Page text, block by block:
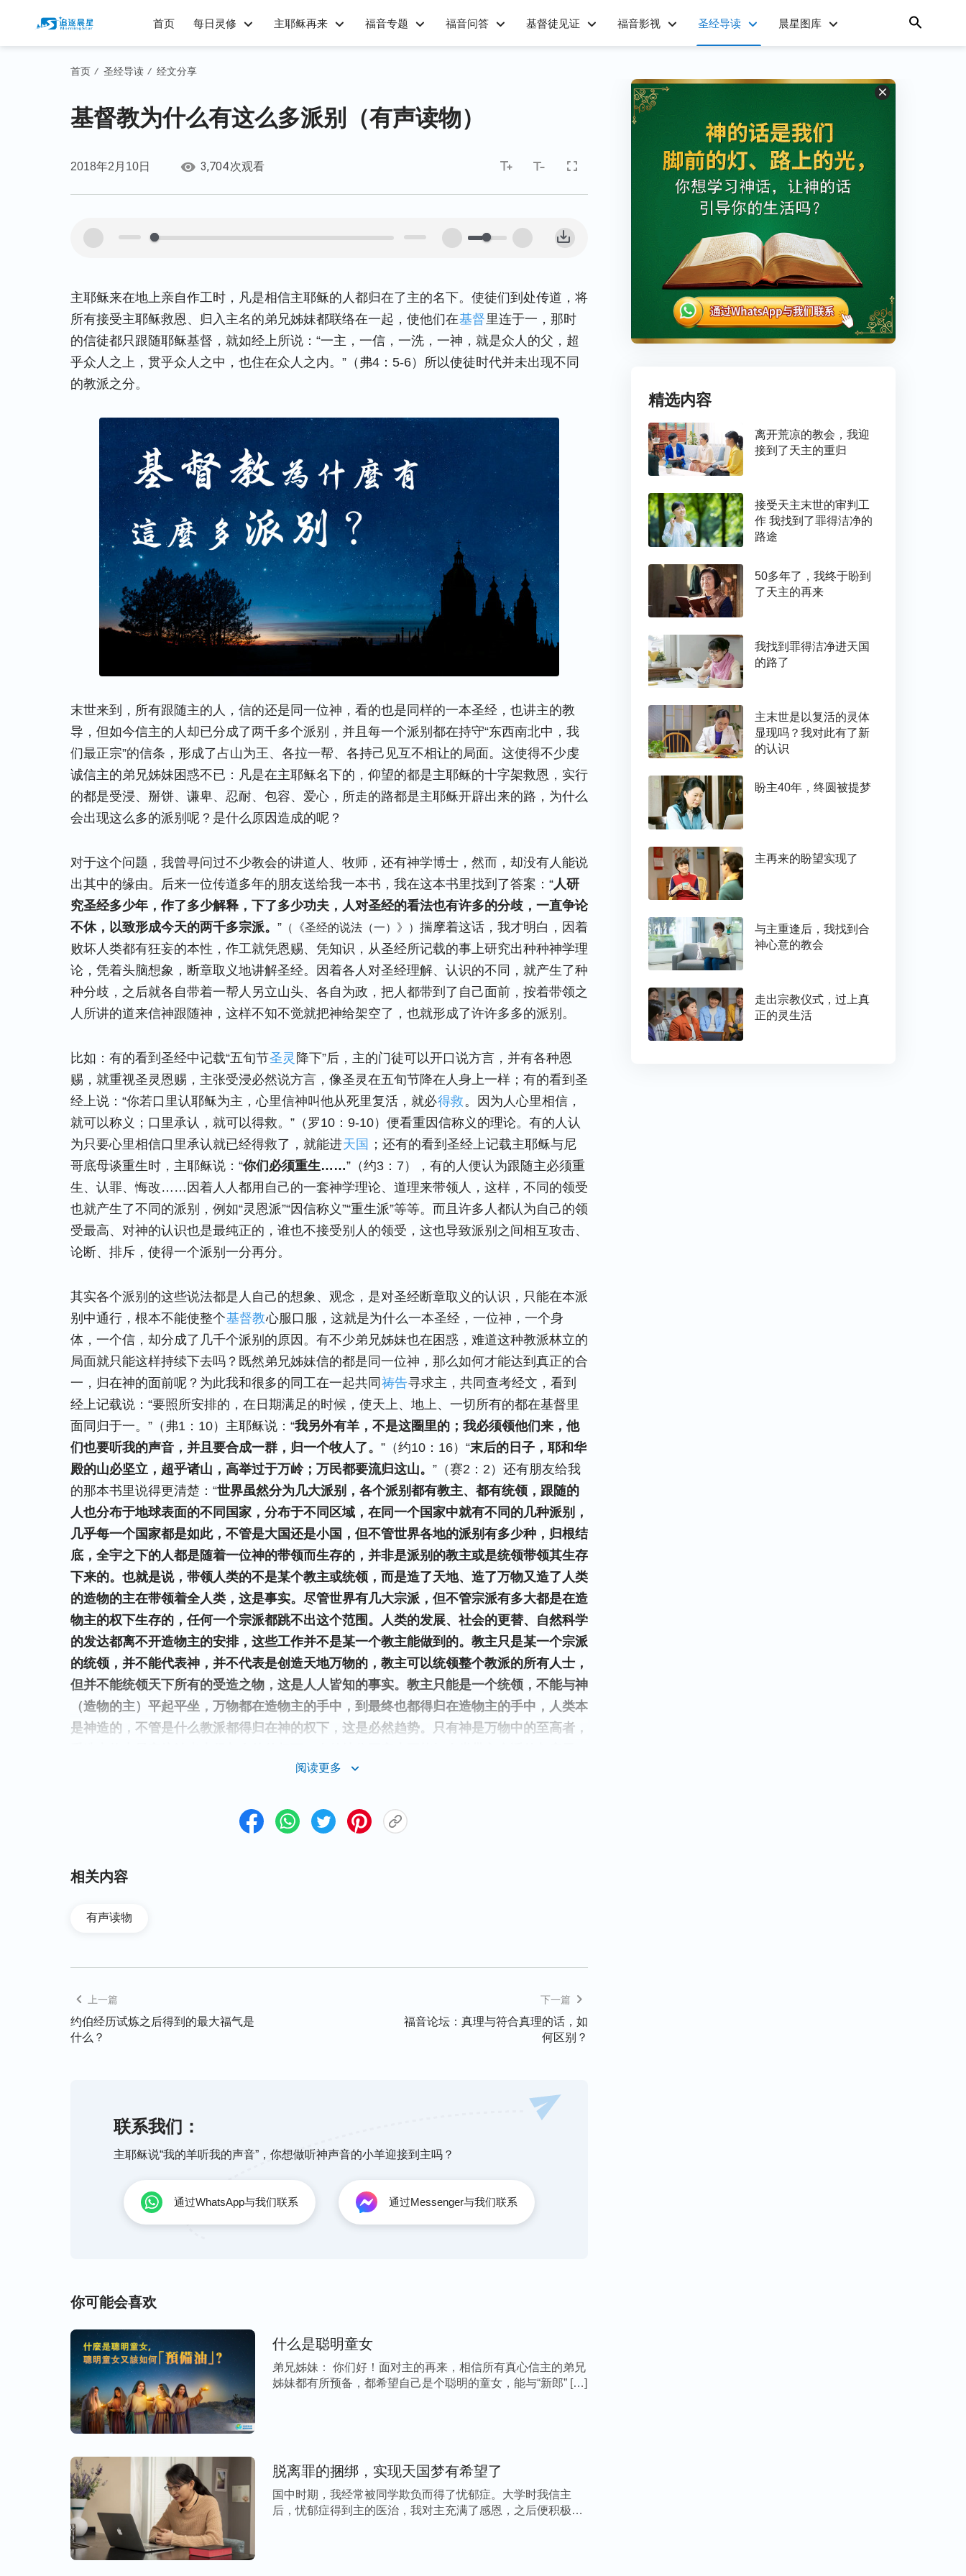
首页 每日灵修 主耶稣再来 福音专题 福音问答 基督徒见证 福音影视 圣经导读 晨星图库
首页 / 圣经导读 / 经文分享
基督教为什么有这么多派别（有声读物）
2018年2月10日 3,704次观看
00:00 00:00
主耶稣来在地上亲自作工时，凡是相信主耶稣的人都归在了主的名下。使徒们到处传道，将
所有接受主耶稣救恩、归入主名的弟兄姊妹都联络在一起，使他们在基督 里连于一，那时
的信徒都只跟随耶稣基督，就如经上所说：“一主，一信，一洗，一神，就是众人的父，超
乎众人之上，贯乎众人之中，也住在众人之内。”（弗4：5-6）所以使徒时代并未出现不同
的教派之分。
末世来到，所有跟随主的人，信的还是同一位神，看的也是同样的一本圣经，也讲主的教
导，但如今信主的人却已分成了两千多个派别，并且每一个派别都在持守“东西南北中，我
们最正宗”的信条，形成了占山为王、各拉一帮、各持己见互不相让的局面。这使得不少虔
诚信主的弟兄姊妹困惑不已：凡是在主耶稣名下的，仰望的都是主耶稣的十字架救恩，实行
的都是受浸、掰饼、谦卑、忍耐、包容、爱心，所走的路都是主耶稣开辟出来的路，为什么
会出现这么多的派别呢？是什么原因造成的呢？
对于这个问题，我曾寻问过不少教会的讲道人、牧师，还有神学博士，然而，却没有人能说
出其中的缘由。后来一位传道多年的朋友送给我一本书，我在这本书里找到了答案：“人研
究圣经多少年，作了多少解释，下了多少功夫，人对圣经的看法也有许多的分歧，一直争论
不休，以致形成今天的两千多宗派。 ” （《圣经的说法（一）》） 揣摩着这话，我才明白，因着
败坏人类都有狂妄的本性，作工就凭恩赐、凭知识，从圣经所记载的事上研究出种种神学理
论，凭着头脑想象，断章取义地讲解圣经。因着各人对圣经理解、认识的不同，就产生了种
种分歧，之后就各自带着一帮人另立山头、各自为政，把人都带到了自己面前，按着带领之
人所讲的道来信神跟随神，这样不知不觉就把神给架空了，也就形成了许许多多的派别。
比如：有的看到圣经中记载“五旬节圣灵 降下”后，主的门徒可以开口说方言，并有各种恩
赐，就重视圣灵恩赐，主张受浸必然说方言，像圣灵在五旬节降在人身上一样；有的看到圣
经上说：“你若口里认耶稣为主，心里信神叫他从死里复活，就必得救。因为人心里相信，
就可以称义；口里承认，就可以得救。”（罗10：9-10）便看重因信称义的理论。有的人认
为只要心里相信口里承认就已经得救了，就能进天国 ；还有的看到圣经上记载主耶稣与尼
哥底母谈重生时，主耶稣说：“你们必须重生……”（约3：7），有的人便认为跟随主必须重
生、认罪、悔改……因着人人都用自己的一套神学理论、道理来带领人，这样，不同的领受
也就产生了不同的派别，例如“灵恩派”“因信称义”“重生派”等等。而且许多人都认为自己的领
受最高、对神的认识也是最纯正的，谁也不接受别人的领受，这也导致派别之间相互攻击、
论断、排斥，使得一个派别一分再分。
其实各个派别的这些说法都是人自己的想象、观念，是对圣经断章取义的认识，只能在本派
别中通行，根本不能使整个基督教心服口服，这就是为什么一本圣经，一位神，一个身
体，一个信，却分成了几千个派别的原因。有不少弟兄姊妹也在困惑，难道这种教派林立的
局面就只能这样持续下去吗？既然弟兄姊妹信的都是同一位神，那么如何才能达到真正的合
一，归在神的面前呢？为此我和很多的同工在一起共同 祷告寻求主，共同查考经文，看到
经上记载说：“要照所安排的，在日期满足的时候，使天上、地上、一切所有的都在基督里
面同归于一。”（弗1：10）主耶稣说：“我另外有羊，不是这圈里的；我必须领他们来，他
们也要听我的声音，并且要合成一群，归一个牧人了。 ”（约10：16）“末后的日子，耶和华
殿的山必坚立，超乎诸山，高举过于万岭；万民都要流归这山。 ”（赛2：2）还有朋友给我
的那本书里说得更清楚：“世界虽然分为几大派别，各个派别都有教主、都有统领，跟随的
人也分布于地球表面的不同国家，分布于不同区域，在同一个国家中就有不同的几种派别，
几乎每一个国家都是如此，不管是大国还是小国，但不管世界各地的派别有多少种，归根结
底，全宇之下的人都是随着一位神的带领而生存的，并非是派别的教主或是统领带领其生存
下来的。也就是说，带领人类的不是某个教主或统领，而是造了天地、造了万物又造了人类
的造物的主在带领着全人类，这是事实。尽管世界有几大宗派，但不管宗派有多大都是在造
物主的权下生存的，任何一个宗派都跳不出这个范围。人类的发展、社会的更替、自然科学
的发达都离不开造物主的安排，这些工作并不是某一个教主能做到的。教主只是某一个宗派
的统领，并不能代表神，并不代表是创造天地万物的，教主可以统领整个教派的所有人士，
但并不能统领天下所有的受造之物，这是人人皆知的事实。教主只能是一个统领，不能与神
（造物的主）平起平坐，万物都在造物主的手中，到最终也都得归在造物主的手中，人类本
是神造的，不管是什么教派都得归在神的权下，这是必然趋势。只有神是万物中的至高者，
谁也不能把万物都各从其类。耶和华自己造了人类让人都各从其类，末了还是他自己作他自
可见，我们败坏的人类是没有办法解决这个问题的，因为不管哪个教派的
教主或统领只是一个人，都只是一个受造之物，神是造物的主，不管是哪个派别的人都得归
工作需要神自己亲自来作，人是没有这个能力的，只有神来了才能把各个教派真心信神的人
进天国的标准是什么？
阅读更多
相关内容
有声读物
上一篇
约伯经历试炼之后得到的最大福气是
什么？
下一篇
福音论坛：真理与符合真理的话，如
何区别？
联系我们：
主耶稣说“我的羊听我的声音”，你想做听神声音的小羊迎接到主吗？
通过WhatsApp与我们联系 通过Messenger与我们联系
你可能会喜欢
什么是聪明童女
弟兄姊妹： 你们好！面对主的再来，相信所有真心信主的弟兄
姊妹都有所预备，都希望自己是个聪明的童女，能与“新郎” […]
脱离罪的捆绑，实现天国梦有希望了
国中时期，我经常被同学欺负而得了忧郁症。大学时我信主
后，忧郁症得到主的医治，我对主充满了感恩，之后便积极参
精选内容
离开荒凉的教会，我迎
接到了天主的重归
接受天主末世的审判工
作 我找到了罪得洁净的
路途
50多年了，我终于盼到
了天主的再来
我找到罪得洁净进天国
的路了
主末世是以复活的灵体
显现吗？我对此有了新
的认识
盼主40年，终圆被提梦
主再来的盼望实现了
与主重逢后，我找到合
神心意的教会
走出宗教仪式，过上真
正的灵生活